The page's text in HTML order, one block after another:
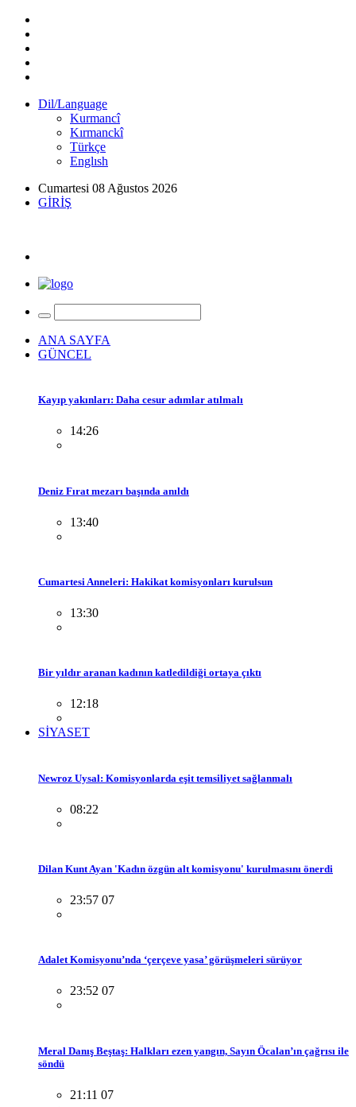
Dil/Language
Kurmancî
Kırmanckî
Türkçe
Englısh
Cumartesi 08 Ağustos 2026
GİRİŞ
ANA SAYFA
GÜNCEL
Kayıp yakınları: Daha cesur adımlar atılmalı
14:26
Deniz Fırat mezarı başında anıldı
13:40
Cumartesi Anneleri: Hakikat komisyonları kurulsun
13:30
Bir yıldır aranan kadının katledildiği ortaya çıktı
12:18
SİYASET
Newroz Uysal: Komisyonlarda eşit temsiliyet sağlanmalı
08:22
Dilan Kunt Ayan 'Kadın özgün alt komisyonu' kurulmasını önerdi
23:57 07
Adalet Komisyonu’nda ‘çerçeve yasa’ görüşmeleri sürüyor
23:52 07
Meral Danış Beştaş: Halkları ezen yangın, Sayın Öcalan’ın çağrısı ile
söndü
21:11 07